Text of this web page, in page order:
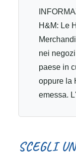
H&M: Le
nei
paese in
oppure la
emessa.
scadenza
SCEGLI U